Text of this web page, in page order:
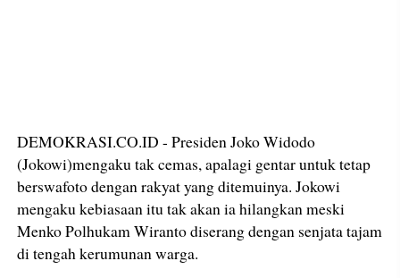
DEMOKRASI.CO.ID - Presiden Joko Widodo
(Jokowi)mengaku tak cemas, apalagi gentar untuk tetap
berswafoto dengan rakyat yang ditemuinya. Jokowi
mengaku kebiasaan itu tak akan ia hilangkan meski
Menko Polhukam Wiranto diserang dengan senjata tajam
di tengah kerumunan warga.